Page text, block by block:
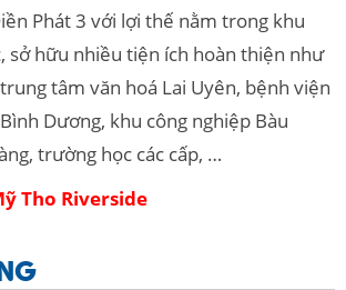
Phát 3 với lợi thế nằm trong khu
sở hữu nhiều tiện ích hoàn thiện như
tâm văn hoá Lai Uyên, bệnh viện
Dương, khu công nghiệp Bàu
trường học các cấp, …
Tho Riverside